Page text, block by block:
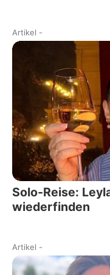
Artikel -
Solo-Reise:
wiederfinden
Artikel -